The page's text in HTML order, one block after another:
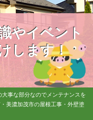
やイベント
します！
大事な部分なのでメンテナンスを
濃加茂市の屋根工事・外壁塗